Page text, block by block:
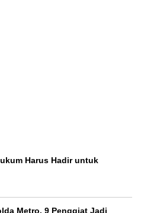
Harus Hadir untuk
Metro, 9 Penggiat Jadi